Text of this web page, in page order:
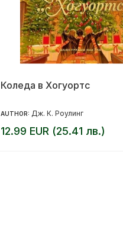
Коледа в Хогуортс
AUTHOR: Дж. К. Роулинг
12.99 EUR (25.41 лв.)